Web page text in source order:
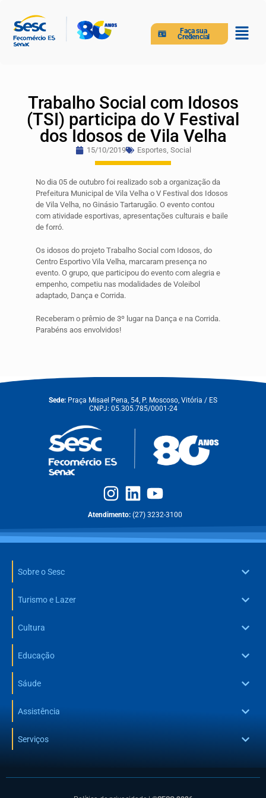
Faça sua
Credencial
Trabalho Social com Idosos
(TSI) participa do V Festival
dos Idosos de Vila Velha
15/10/2019 Esportes, Social
No dia 05 de outubro foi realizado sob a organização da
Prefeitura Municipal de Vila Velha o V Festival dos Idosos
de Vila Velha, no Ginásio Tartarugão. O evento contou
com atividade esportivas, apresentações culturais e baile
de forró.
Os idosos do projeto Trabalho Social com Idosos, do
Centro Esportivo Vila Velha, marcaram presença no
evento. O grupo, que participou do evento com alegria e
empenho, competiu nas modalidades de Voleibol
adaptado, Dança e Corrida.
Receberam o prêmio de 3º lugar na Dança e na Corrida.
Parabéns aos envolvidos!
Sede: Praça Misael Pena, 54, P. Moscoso, Vitória / ES
CNPJ: 05.305.785/0001-24
Atendimento: (27) 3232-3100
Sobre o Sesc
Turismo e Lazer
Cultura
Educação
Sáude
Assistência
Serviços